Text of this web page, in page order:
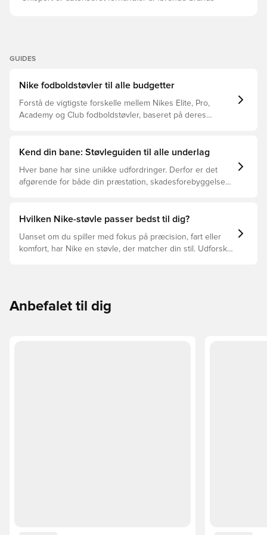
GUIDES
Nike fodboldstøvler til alle budgetter
Forstå de vigtigste forskelle mellem Nikes Elite, Pro,
Academy og Club fodboldstøvler, baseret på deres
Kend din bane: Støvleguiden til alle underlag
Hver bane har sine unikke udfordringer. Derfor er det
afgørende for både din præstation, skadesforebyggelse
støvler der er det bedste valg til de forskellige typer
Hvilken Nike-støvle passer bedst til dig?
Uanset om du spiller med fokus på præcision, fart eller
komfort, har Nike en støvle, der matcher din stil. Udforsk
Anbefalet til dig